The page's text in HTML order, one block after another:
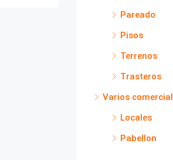
Pareado
Pisos
Terrenos
Trasteros
Varios comercial
Locales
Pabellon